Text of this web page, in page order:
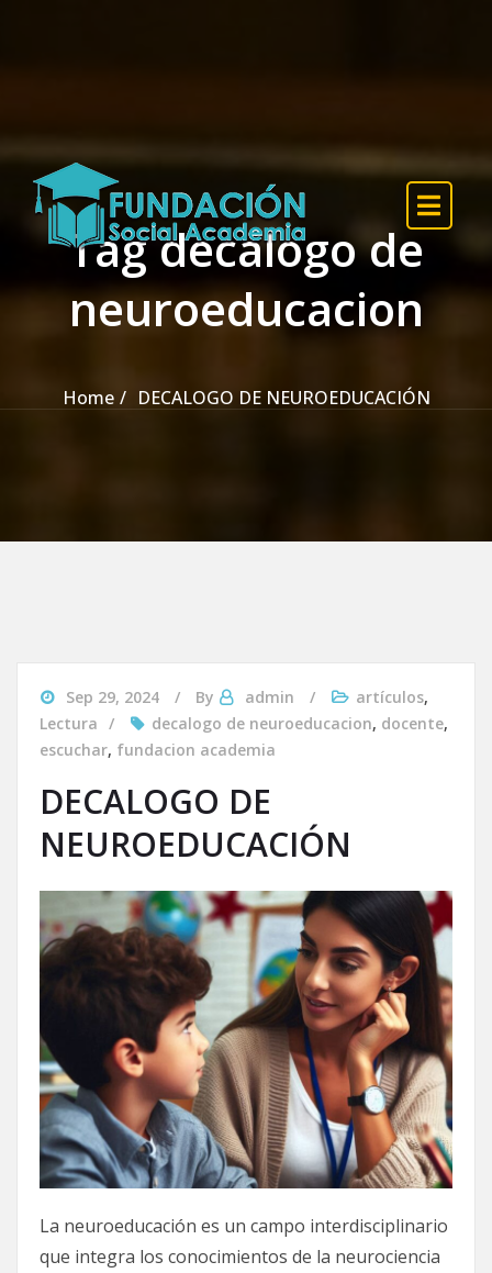
Tag decalogo de
neuroeducacion
Home DECALOGO DE NEUROEDUCACIÓN
Sep 29, 2024 By admin artículos,
Lectura
decalogo de neuroeducacion, docente,
escuchar, fundacion academia
DECALOGO DE
NEUROEDUCACIÓN
La neuroeducación es un campo interdisciplinario
que integra los conocimientos de la neurociencia